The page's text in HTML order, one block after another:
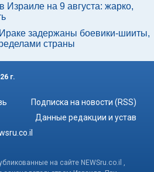
Израиле на 9 августа: жарко,
задержаны боевики-шииты,
страны
г.
Подписка на новости (RSS)
Данные редакции и устав
на сайте NEWSru.co.il ,